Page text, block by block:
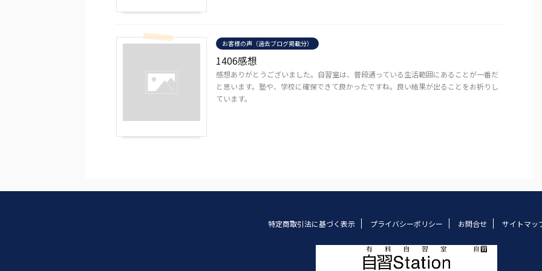
お客様の声（過去ブログ掲載分）
1406感想
感想ありがとうございました。自習室は、普段通っている生活範囲にあることが一番だ
と思います。塾や、学校に確保できて良かったですね。良い結果が出ることをお祈りし
ています。
特定商取引法に基づく表示 プライバシーポリシー お問合せ サイトマッ